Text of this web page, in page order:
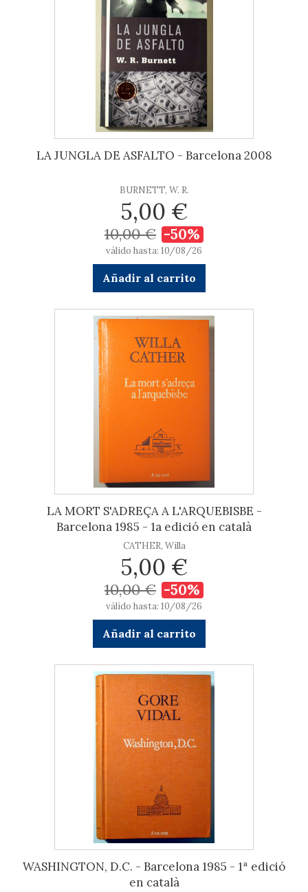
LA JUNGLA DE ASFALTO - Barcelona 2008
BURNETT, W. R.
5,00 €
10,00 € -50%
válido hasta: 10/08/26
Añadir al carrito
LA MORT S'ADREÇA A L'ARQUEBISBE -
Barcelona 1985 - 1a edició en català
CATHER, Willa
5,00 €
10,00 € -50%
válido hasta: 10/08/26
Añadir al carrito
WASHINGTON, D.C. - Barcelona 1985 - 1ª edició
en català